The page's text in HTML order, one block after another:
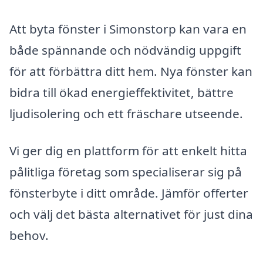
Att byta fönster i Simonstorp kan vara en
både spännande och nödvändig uppgift
för att förbättra ditt hem. Nya fönster kan
bidra till ökad energieffektivitet, bättre
ljudisolering och ett fräschare utseende.
Vi ger dig en plattform för att enkelt hitta
pålitliga företag som specialiserar sig på
fönsterbyte i ditt område. Jämför offerter
och välj det bästa alternativet för just dina
behov.